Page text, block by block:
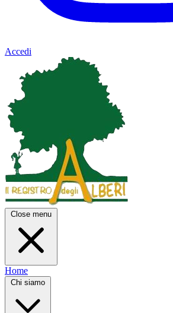
Accedi
Close menu
Home
Chi siamo